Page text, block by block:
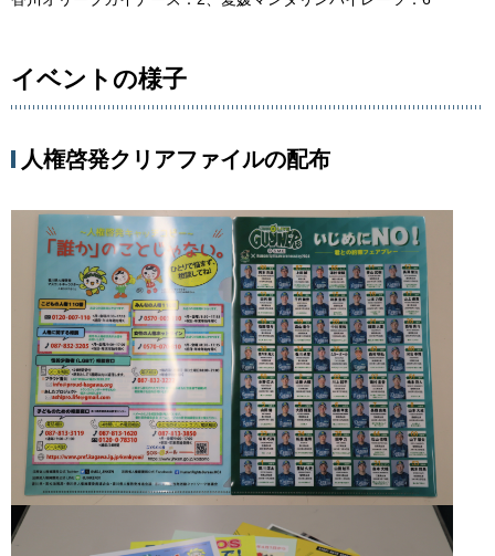
イベントの様子
人権啓発クリアファイルの配布